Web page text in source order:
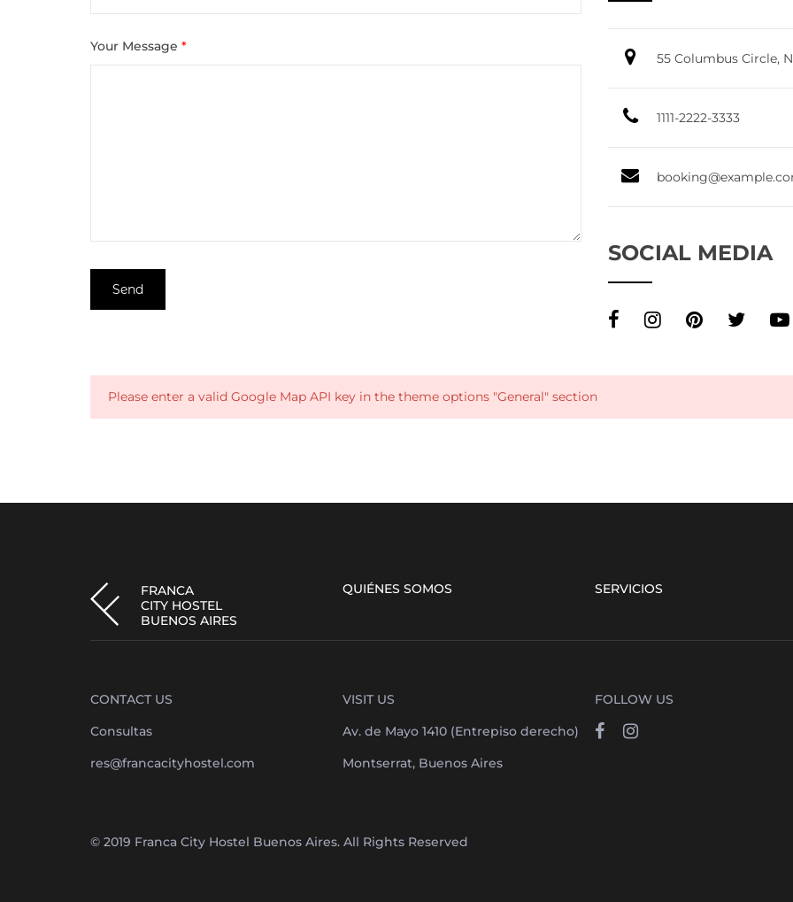
Your Message *
55 Columbus Circle,
1111-2222-3333
SOCIAL MEDIA
Please enter a valid Google Map API key in the theme options "General" section
FRANCA
CITY HOSTEL
BUENOS AIRES
QUIÉNES SOMOS SERVICIOS
CONTACT US
Consultas
res@francacityhostel.com
VISIT US
Av. de Mayo 1410 (Entrepiso derecho)
Montserrat, Buenos Aires
FOLLOW US
© 2019 Franca City Hostel Buenos Aires. All Rights Reserved